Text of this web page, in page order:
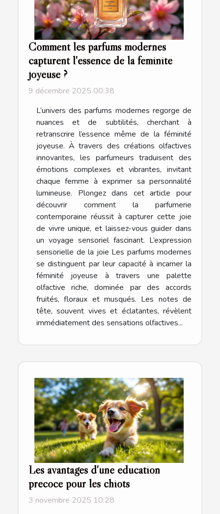
Comment les parfums modernes
capturent l'essence de la féminité
joyeuse ?
9 décembre 2025 00:38
L’univers des parfums modernes regorge de
nuances et de subtilités, cherchant à
retranscrire l’essence même de la féminité
joyeuse. À travers des créations olfactives
innovantes, les parfumeurs traduisent des
émotions complexes et vibrantes, invitant
chaque femme à exprimer sa personnalité
lumineuse. Plongez dans cet article pour
découvrir comment la parfumerie
contemporaine réussit à capturer cette joie
de vivre unique, et laissez-vous guider dans
un voyage sensoriel fascinant. L’expression
sensorielle de la joie Les parfums modernes
se distinguent par leur capacité à incarner la
féminité joyeuse à travers une palette
olfactive riche, dominée par des accords
fruités, floraux et musqués. Les notes de
tête, souvent vives et éclatantes, révèlent
immédiatement des sensations olfactives...
Les avantages d'une éducation
précoce pour les chiots
3 novembre 2025 10:28